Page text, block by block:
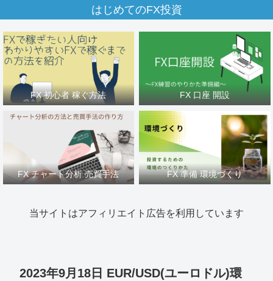
はじめてのFX投資
FX 初心者 稼ぐ方法 FX 口座 開設
FX チャート分析 売買手法 FX 準備 環境づくり
当サイトはアフィリエイト広告を利用しています
2023年9月18日 EUR/USD(ユーロドル)環